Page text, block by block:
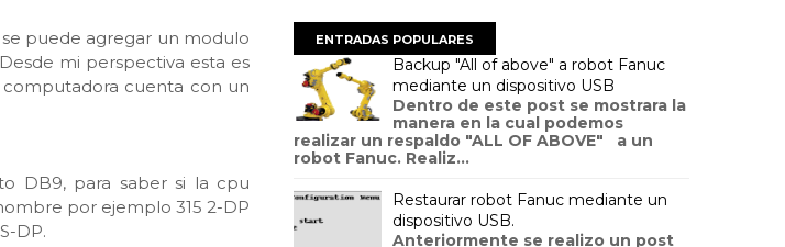
puede agregar un modulo
mi perspectiva esta es
cuenta con un
DB9, para saber si la cpu
por ejemplo 315 2-DP
DP.
ENTRADAS POPULARES
Backup "All of above" a robot Fanuc
mediante un dispositivo USB
Dentro de este post se mostrara la
manera en la cual podemos
realizar un respaldo "ALL OF ABOVE" a un
robot Fanuc. Realiz...
Restaurar robot Fanuc mediante un
dispositivo USB.
Anteriormente se realizo un post